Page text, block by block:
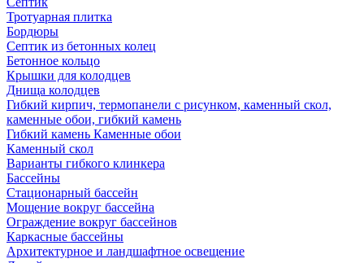
Тротуарная плитка
Бордюры
Септик из бетонных колец
Бетонное кольцо
Крышки для колодцев
Днища колодцев
Гибкий кирпич, термопанели с рисунком, каменный скол,
каменные обои, гибкий камень
Гибкий камень Каменные обои
Каменный скол
Варианты гибкого клинкера
Бассейны
Стационарный бассейн
Мощение вокруг бассейна
Ограждение вокруг бассейнов
Каркасные бассейны
Архитектурное и ландшафтное освещение